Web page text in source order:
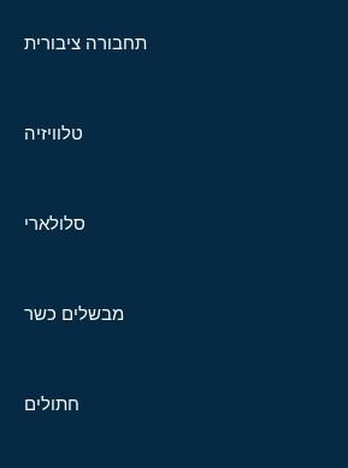
תחבורה ציבורית
טלוויזיה
סלולארי
מבשלים כשר
חתולים